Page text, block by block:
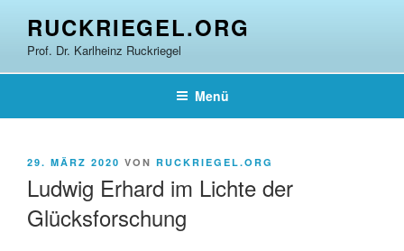
springen
RUCKRIEGEL.ORG
Prof. Dr. Karlheinz Ruckriegel
Menü
VERÖFFENTLICHT
29. MÄRZ 2020 VON RUCKRIEGEL.ORG
Ludwig Erhard im Lichte der
Glücksforschung